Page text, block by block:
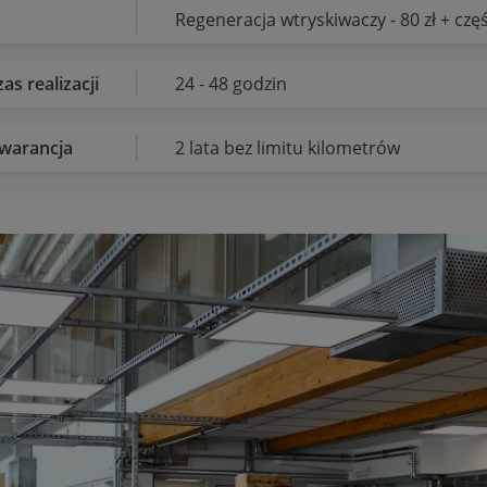
Regeneracja wtryskiwaczy - 80 zł +
realizacji 24 - 48 godzin
2 lata bez limitu kilometrów